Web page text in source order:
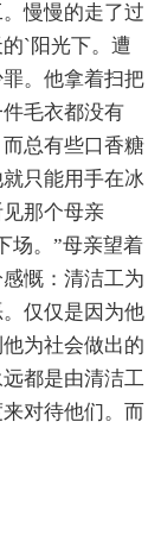
慢慢的走了过
`阳光下。遭
。他拿着扫把
毛衣都没有
总有些口香糖
只能用手在冰
那个母亲
场。”母亲望着
慨：清洁工为
仅仅是因为他
为社会做出的
都是由清洁工
对待他们。而